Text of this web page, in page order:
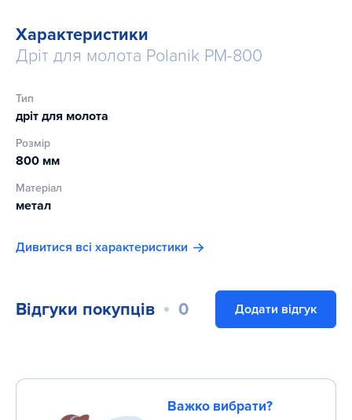
Характеристики
Дріт для молота Polanik PM-800
Тип
дріт для молота
Розмір
800 мм
Матеріал
метал
Дивитися всі характеристики
Відгуки покупців 0 Додати відгук
Важко вибрати?